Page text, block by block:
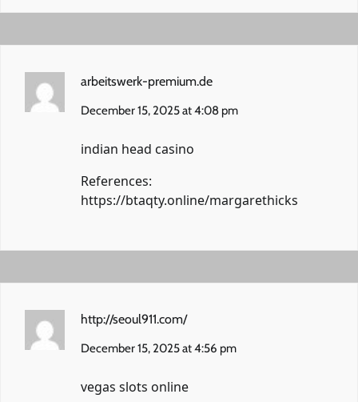
arbeitswerk-premium.de
December 15, 2025 at 4:08 pm
indian head casino
References:
https://btaqty.online/margarethicks
http://seoul911.com/
December 15, 2025 at 4:56 pm
vegas slots online